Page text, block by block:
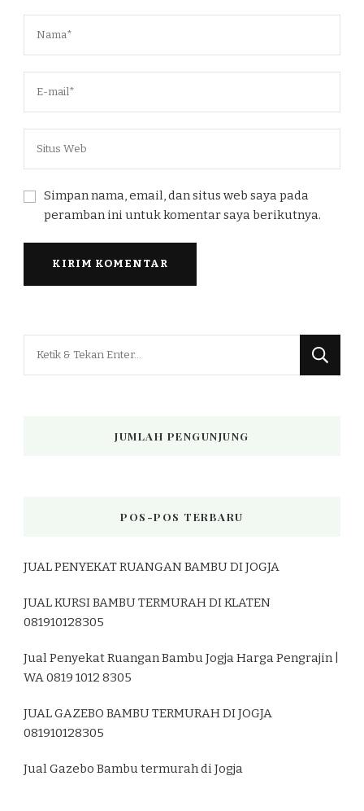
Simpan nama, email, dan situs web saya pada
peramban ini untuk komentar saya berikutnya.
JUMLAH PENGUNJUNG
POS-POS TERBARU
JUAL PENYEKAT RUANGAN BAMBU DI JOGJA
JUAL KURSI BAMBU TERMURAH DI KLATEN
081910128305
Jual Penyekat Ruangan Bambu Jogja Harga Pengrajin |
WA 0819 1012 8305
JUAL GAZEBO BAMBU TERMURAH DI JOGJA
081910128305
Jual Gazebo Bambu termurah di Jogja